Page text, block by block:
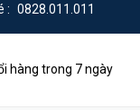
: 0828.011.011
hàng trong 7 ngày